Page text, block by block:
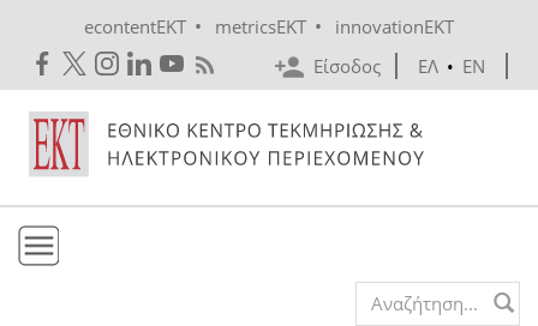
econtentEKT • metricsEKT •
innovationEKT
Είσοδος
ΕΛ • EN
Search form